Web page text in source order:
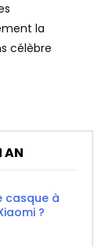
la
célèbre
AN
casque à
?